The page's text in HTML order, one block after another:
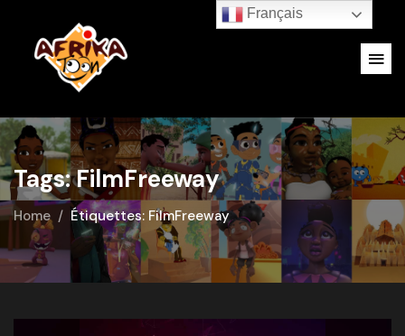
Tags: FilmFreeway
Home Étiquettes: FilmFreeway
Français